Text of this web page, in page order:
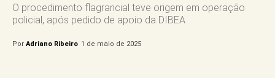
O procedimento flagrancial teve origem em operação
policial, após pedido de apoio da DIBEA
Por Adriano Ribeiro 1 de maio de 2025